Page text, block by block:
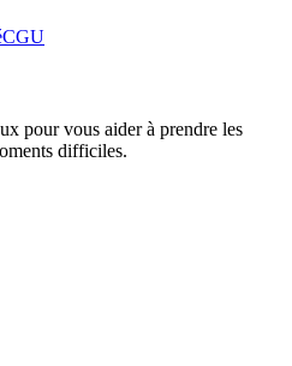
CGU
pour vous aider à prendre les
difficiles.